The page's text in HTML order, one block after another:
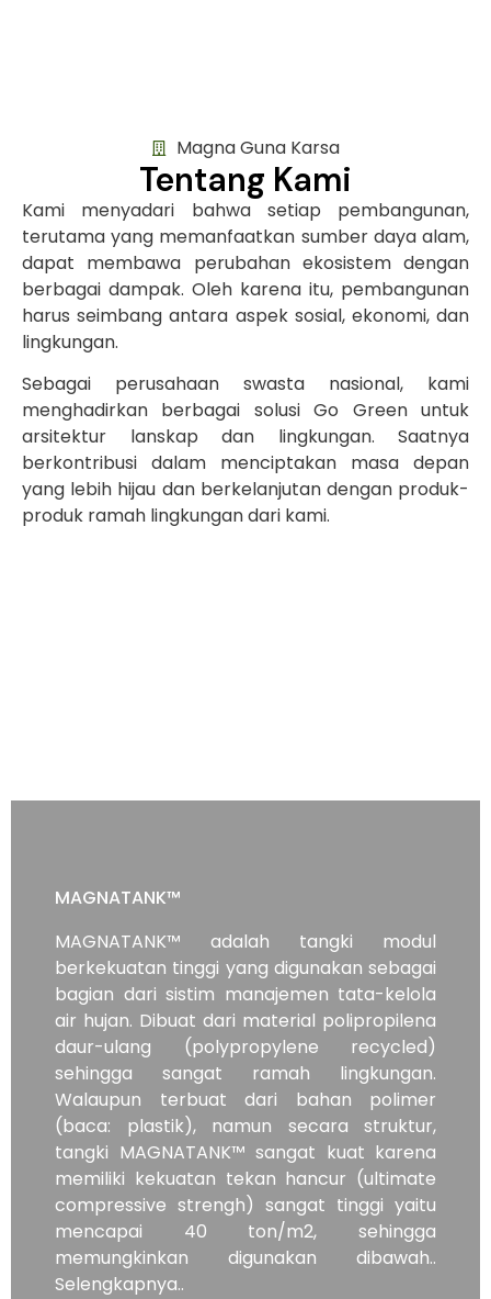
Magna Guna Karsa
Tentang Kami
Kami menyadari bahwa setiap pembangunan,
terutama yang memanfaatkan sumber daya alam,
dapat membawa perubahan ekosistem dengan
berbagai dampak. Oleh karena itu, pembangunan
harus seimbang antara aspek sosial, ekonomi, dan
lingkungan.
Sebagai perusahaan swasta nasional, kami
menghadirkan berbagai solusi Go Green untuk
arsitektur lanskap dan lingkungan. Saatnya
berkontribusi dalam menciptakan masa depan
yang lebih hijau dan berkelanjutan dengan produk-
produk ramah lingkungan dari kami.
MAGNATANK™
MAGNATANK™ adalah tangki modul
berkekuatan tinggi yang digunakan sebagai
bagian dari sistim manajemen tata-kelola
air hujan. Dibuat dari material polipropilena
daur-ulang (polypropylene recycled)
sehingga sangat ramah lingkungan.
Walaupun terbuat dari bahan polimer
(baca: plastik), namun secara struktur,
tangki MAGNATANK™ sangat kuat karena
memiliki kekuatan tekan hancur (ultimate
compressive strengh) sangat tinggi yaitu
mencapai 40 ton/m2, sehingga
memungkinkan digunakan dibawah..
Selengkapnya..